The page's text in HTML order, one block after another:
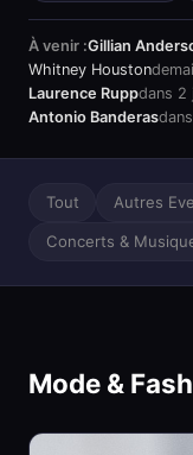
À venir :Gillian
Whitney Houston
Laurence Ruppdans 2
Antonio Banderas
Tout Autres
Concerts &
Mode &